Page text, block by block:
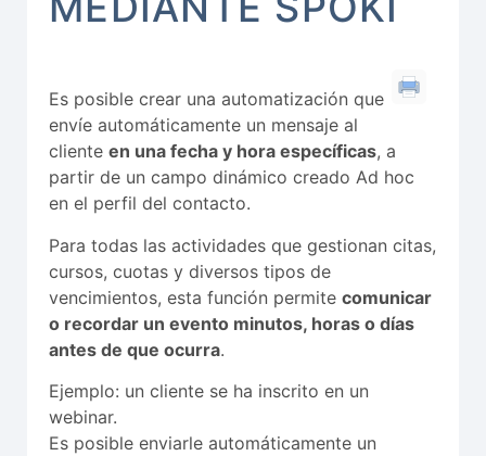
Es posible crear una automatización que
envíe automáticamente un mensaje al
cliente en una fecha y hora específicas, a
partir de un campo dinámico creado Ad hoc
en el perfil del contacto.
Para todas las actividades que gestionan citas,
cursos, cuotas y diversos tipos de
vencimientos, esta función permite comunicar
o recordar un evento minutos, horas o días
antes de que ocurra.
Ejemplo: un cliente se ha inscrito en un
webinar.
Es posible enviarle automáticamente un